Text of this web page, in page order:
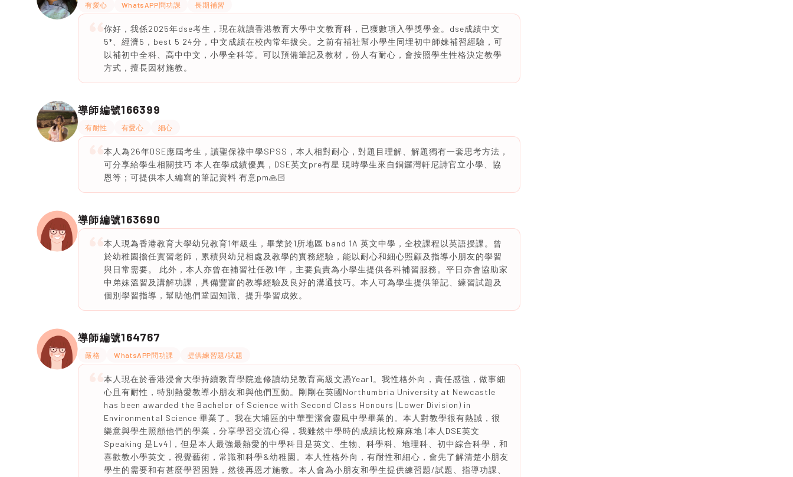
有愛心 WhatsAPP問功課 長期補習
你好，我係2025年dse考生，現在就讀香港教育大學中文教育科，已獲數項入學獎學金。dse成績中文
5*、經濟5，best 5 24分，中文成績在校內常年拔尖。之前有補社幫小學生同埋初中師妹補習經驗，可
以補初中全科、高中中文，小學全科等。可以預備筆記及教材，份人有耐心，會按照學生性格決定教學
方式，擅長因材施教。
導師編號166399
有耐性 有愛心 細心
本人為26年DSE應屆考生，讀聖保祿中學SPSS，本人相對耐心，對題目理解、解題獨有一套思考方法，
可分享給學生相關技巧 本人在學成績優異，DSE英文pre有星 現時學生來自銅鑼灣軒尼詩官立小學、協
恩等；可提供本人編寫的筆記資料 有意pm🙏🏻
導師編號163690
本人現為香港教育大學幼兒教育1年級生，畢業於1所地區 band 1A 英文中學，全校課程以英語授課。曾
於幼稚園擔任實習老師，累積與幼兒相處及教學的實務經驗，能以耐心和細心照顧及指導小朋友的學習
與日常需要。 此外，本人亦曾在補習社任教1年，主要負責為小學生提供各科補習服務。平日亦會協助家
中弟妹溫習及講解功課，具備豐富的教導經驗及良好的溝通技巧。本人可為學生提供筆記、練習試題及
個別學習指導，幫助他們鞏固知識、提升學習成效。
導師編號164767
嚴格 WhatsAPP問功課 提供練習題/試題
本人現在於香港浸會大學持續教育學院進修讀幼兒教育高級文憑Year1。我性格外向，責任感強，做事細
心且有耐性，特別熱愛教導小朋友和與他們互動。剛剛在英國Northumbria University at Newcastle
has been awarded the Bachelor of Science with Second Class Honours (Lower Division) in
Environmental Science 畢業了。我在大埔區的中華聖潔會靈風中學畢業的。本人對教學很有熱誠，很
樂意與學生照顧他們的學業，分享學習交流心得，我雖然中學時的成績比較麻麻地 (本人DSE英文
Speaking 是Lv4)，但是本人最強最熱愛的中學科目是英文、生物、科學科、地理科、初中綜合科學，和
喜歡教小學英文，視覺藝術，常識和科學&幼稚園。本人性格外向，有耐性和細心，會先了解清楚小朋友
學生的需要和有甚麼學習困難，然後再恩才施教。本人會為小朋友和學生提供練習題/試題、指導功課、